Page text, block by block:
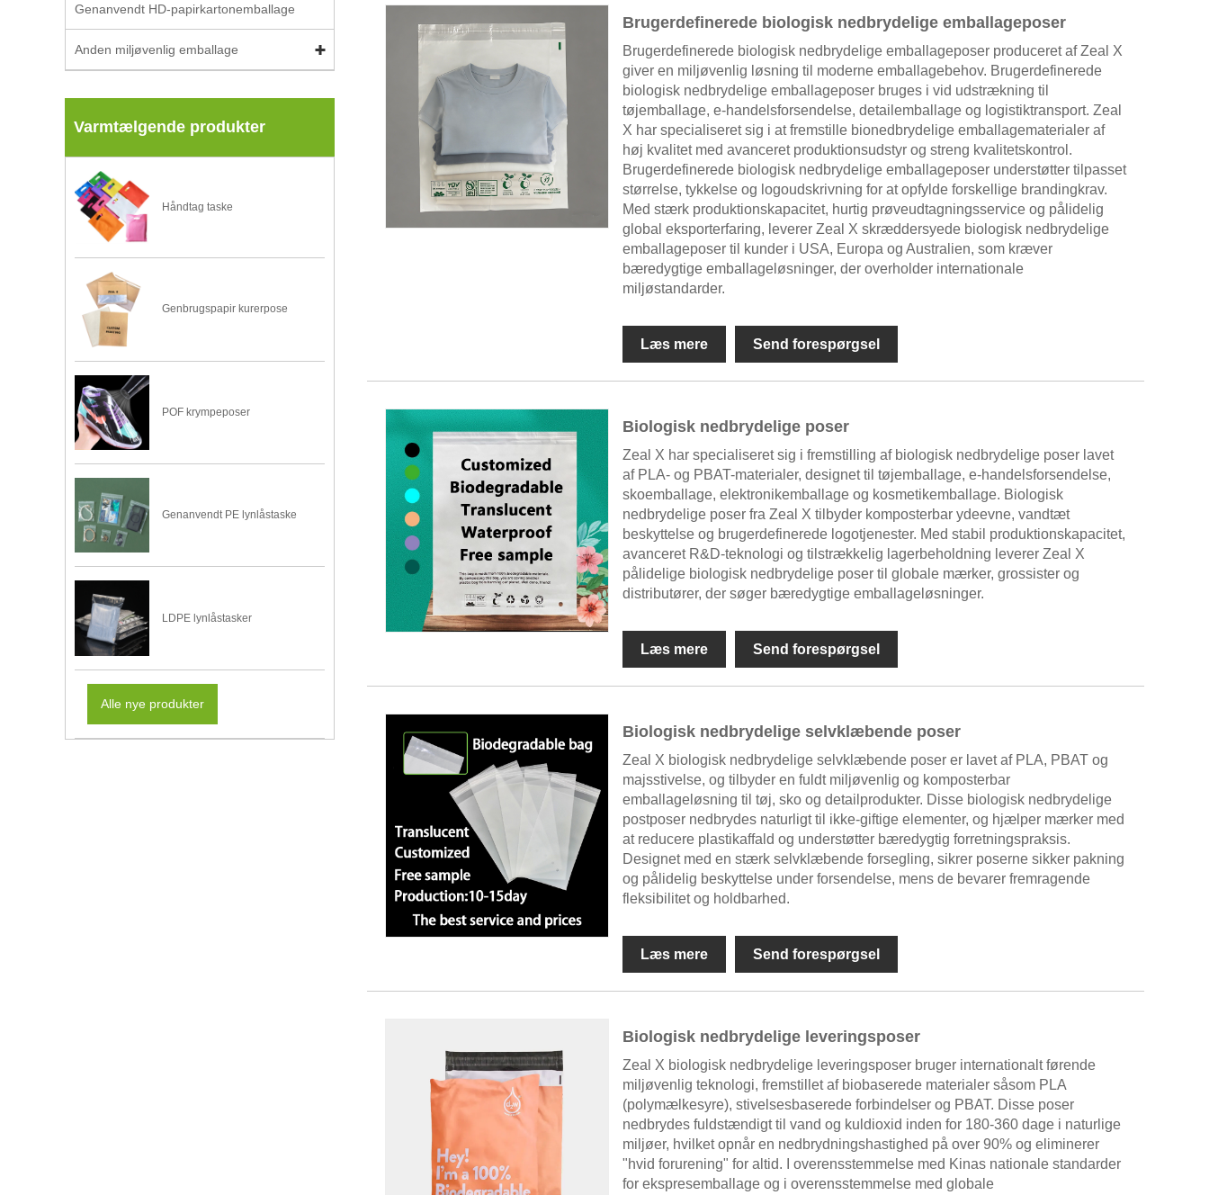
Genanvendt HD-papirkartonemballage
Anden miljøvenlig emballage
Varmtælgende produkter
Håndtag taske
Genbrugspapir kurerpose
POF krympeposer
Genanvendt PE lynlåstaske
LDPE lynlåstasker
Alle nye produkter
Brugerdefinerede biologisk nedbrydelige emballageposer
Brugerdefinerede biologisk nedbrydelige emballageposer produceret af Zeal X
giver en miljøvenlig løsning til moderne emballagebehov. Brugerdefinerede
biologisk nedbrydelige emballageposer bruges i vid udstrækning til
tøjemballage, e-handelsforsendelse, detailemballage og logistiktransport. Zeal
X har specialiseret sig i at fremstille bionedbrydelige emballagematerialer af
høj kvalitet med avanceret produktionsudstyr og streng kvalitetskontrol.
Brugerdefinerede biologisk nedbrydelige emballageposer understøtter tilpasset
størrelse, tykkelse og logoudskrivning for at opfylde forskellige brandingkrav.
Med stærk produktionskapacitet, hurtig prøveudtagningsservice og pålidelig
global eksporterfaring, leverer Zeal X skræddersyede biologisk nedbrydelige
emballageposer til kunder i USA, Europa og Australien, som kræver
bæredygtige emballageløsninger, der overholder internationale
miljøstandarder.
Læs mere Send forespørgsel
Biologisk nedbrydelige poser
Zeal X har specialiseret sig i fremstilling af biologisk nedbrydelige poser lavet
af PLA- og PBAT-materialer, designet til tøjemballage, e-handelsforsendelse,
skoemballage, elektronikemballage og kosmetikemballage. Biologisk
nedbrydelige poser fra Zeal X tilbyder komposterbar ydeevne, vandtæt
beskyttelse og brugerdefinerede logotjenester. Med stabil produktionskapacitet,
avanceret R&D-teknologi og tilstrækkelig lagerbeholdning leverer Zeal X
pålidelige biologisk nedbrydelige poser til globale mærker, grossister og
distributører, der søger bæredygtige emballageløsninger.
Læs mere Send forespørgsel
Biologisk nedbrydelige selvklæbende poser
Zeal X biologisk nedbrydelige selvklæbende poser er lavet af PLA, PBAT og
majsstivelse, og tilbyder en fuldt miljøvenlig og komposterbar
emballageløsning til tøj, sko og detailprodukter. Disse biologisk nedbrydelige
postposer nedbrydes naturligt til ikke-giftige elementer, og hjælper mærker med
at reducere plastikaffald og understøtter bæredygtig forretningspraksis.
Designet med en stærk selvklæbende forsegling, sikrer poserne sikker pakning
og pålidelig beskyttelse under forsendelse, mens de bevarer fremragende
fleksibilitet og holdbarhed.
Læs mere Send forespørgsel
Biologisk nedbrydelige leveringsposer
Zeal X biologisk nedbrydelige leveringsposer bruger internationalt førende
miljøvenlig teknologi, fremstillet af biobaserede materialer såsom PLA
(polymælkesyre), stivelsesbaserede forbindelser og PBAT. Disse poser
nedbrydes fuldstændigt til vand og kuldioxid inden for 180-360 dage i naturlige
miljøer, hvilket opnår en nedbrydningshastighed på over 90% og eliminerer
"hvid forurening" for altid. I overensstemmelse med Kinas nationale standarder
for ekspresemballage og i overensstemmelse med globale